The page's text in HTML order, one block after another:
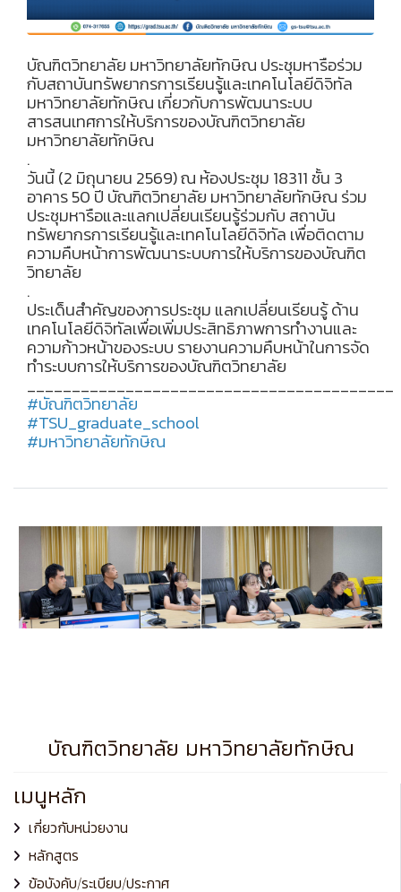
บัณฑิตวิทยาลัย มหาวิทยาลัยทักษิณ ประชุมหารือร่วม
กับสถาบันทรัพยากรการเรียนรู้และเทคโนโลยีดิจิทัล
มหาวิทยาลัยทักษิณ เกี่ยวกับการพัฒนาระบบ
สารสนเทศการให้บริการของบัณฑิตวิทยาลัย
มหาวิทยาลัยทักษิณ
.
วันนี้ (2 มิถุนายน 2569) ณ ห้องประชุม 18311 ชั้น 3
อาคาร 50 ปี บัณฑิตวิทยาลัย มหาวิทยาลัยทักษิณ ร่วม
ประชุมหารือและแลกเปลี่ยนเรียนรู้ร่วมกับ สถาบัน
ทรัพยากรการเรียนรู้และเทคโนโลยีดิจิทัล เพื่อติดตาม
ความคืบหน้าการพัฒนาระบบการให้บริการของบัณฑิต
วิทยาลัย
.
ประเด็นสำคัญของการประชุม แลกเปลี่ยนเรียนรู้ ด้าน
เทคโนโลยีดิจิทัลเพื่อเพิ่มประสิทธิภาพการทำงานและ
ความก้าวหน้าของระบบ รายงานความคืบหน้าในการจัด
ทำระบบการให้บริการของบัณฑิตวิทยาลัย
_________________________________________
#บัณฑิตวิทยาลัย
#TSU_graduate_school
#มหาวิทยาลัยทักษิณ
บัณฑิตวิทยาลัย มหาวิทยาลัยทักษิณ
เมนูหลัก
เกี่ยวกับหน่วยงาน
หลักสูตร
ข้อบังคับ/ระเบียบ/ประกาศ